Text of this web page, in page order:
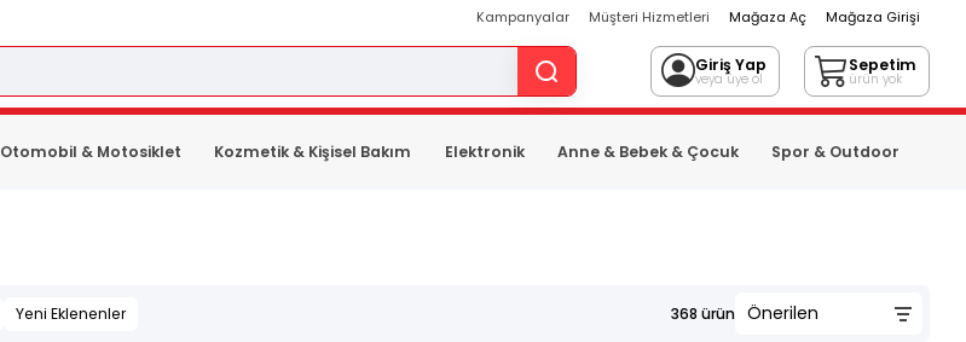
Kampanyalar Müşteri Hizmetleri Mağaza Aç Mağaza Girişi
Giriş Yap
veya üye ol
Sepetim
ürün yok
Otomobil & Motosiklet Kozmetik & Kişisel Bakım Elektronik Anne & Bebek & Çocuk Spor & Outdoor
Yeni Eklenenler 368 ürün